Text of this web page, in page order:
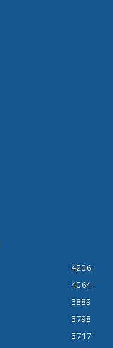
4206
4064
3889
3798
3717